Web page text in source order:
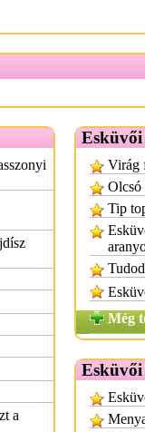
a
Virág
Olcsó
Tip
Még
Esküvői